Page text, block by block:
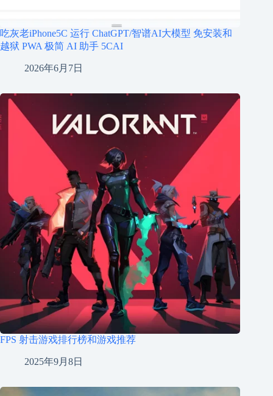
吃灰老iPhone5C 运行 ChatGPT/智谱AI大模型 免安装和
越狱 PWA 极简 AI 助手 5CAI
2026年6月7日
FPS 射击游戏排行榜和游戏推荐
2025年9月8日